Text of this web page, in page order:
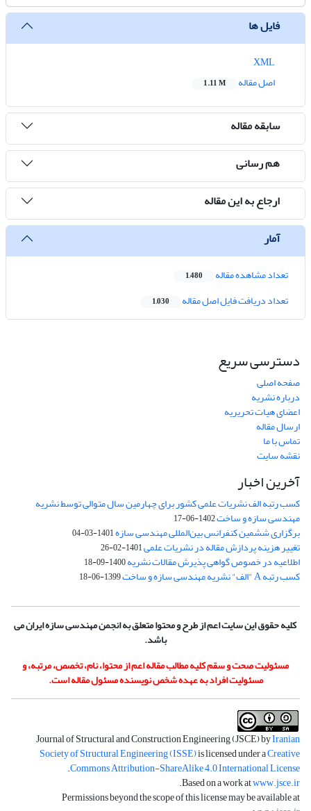
فایل ها
اصل مقاله
1.11 M
سابقه مقاله
هم رسانی
ارجاع به این مقاله
آمار
تعداد مشاهده مقاله 1,480
تعداد دریافت فایل اصل مقاله 1,030
دسترسی سریع
صفحه اصلی
درباره نشریه
اعضای هیات تحریریه
ارسال مقاله
تماس با ما
نقشه سایت
آخرین اخبار
کسب رتبه الف نشریات علمی کشور برای چهارمین سال متوالی توسط نشریه
مهندسی سازه و ساخت1402-06-17
برگزاری ششمین کنفرانس بین‌المللی مهندسی سازه1401-03-04
تغییر هزینه پردازش مقاله در نشریات علمی1401-02-26
اطلاعیه در خصوص گواهی پذیرش مقالات نشریه1400-09-18
کسب رتبه A "الف" نشریه مهندسی سازه و ساخت 1399-06-18
کلیه حقوق این سایت اعم از طرح و محتوا متعلق به انجمن مهندسی سازه ایران می
باشد.
مسئولیت صحت و سقم کلیه مطالب مقاله اعم از محتوا، نام، تخصص، مرتبه، و
مسئولیت افراد به عهده شخص نویسنده مسئول مقاله است.
Journal of Structural and Construction Engineering (JSCE) byIranian
Society of Structural Engineering (ISSE)is licensed under aCreative
Commons Attribution-ShareAlike 4.0 International License
.
Based on a work atwww.jsce.ir
.
Permissions beyond the scope of this license may be available at